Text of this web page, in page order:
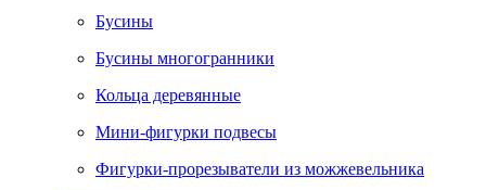
Бусины
Бусины многогранники
Кольца деревянные
Мини-фигурки подвесы
Фигурки-прорезыватели из можжевельника